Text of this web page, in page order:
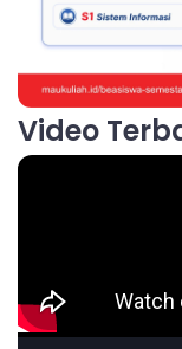
Video